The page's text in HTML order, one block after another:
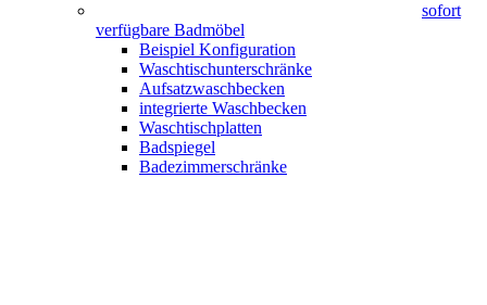
sofort
verfügbare Badmöbel
Beispiel Konfiguration
Waschtischunterschränke
Aufsatzwaschbecken
integrierte Waschbecken
Waschtischplatten
Badspiegel
Badezimmerschränke